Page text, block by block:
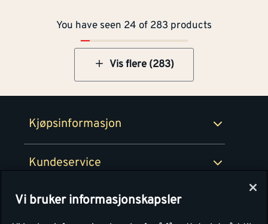
You have seen 24 of 283 products
Vis flere (283)
Kjøpsinformasjon
Betaling
Retur- og angrerettsskjema
Kundeservice
Medlemsavtaler
Montér
Personvern
Vi bruker informasjonskapsler